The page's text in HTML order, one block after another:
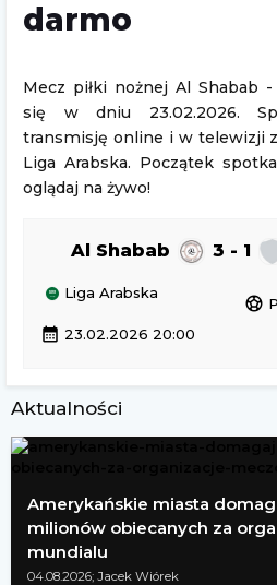
darmo
Mecz piłki nożnej Al Shabab
się w dniu 23.02.2026.
transmisję online i w telewizji
Liga Arabska. Początek
oglądaj na żywo!
Al Shabab 3 - 1
Liga Arabska
sports_soccer
calendar_month 23.02.2026 20:00
Aktualności
Amerykańskie miasta
milionów obiecanych za
mundialu
04.08.2026; Jacek Wiórek